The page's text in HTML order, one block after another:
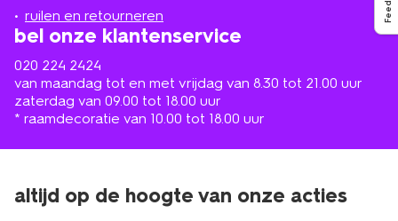
ruilen en retourneren
bel onze klantenservice
020 224 2424
van maandag tot en met vrijdag van 8.30 tot 21.00 uur
zaterdag van 09.00 tot 18.00 uur
* raamdecoratie van 10.00 tot 18.00 uur
buurt
altijd op de hoogte van onze acties